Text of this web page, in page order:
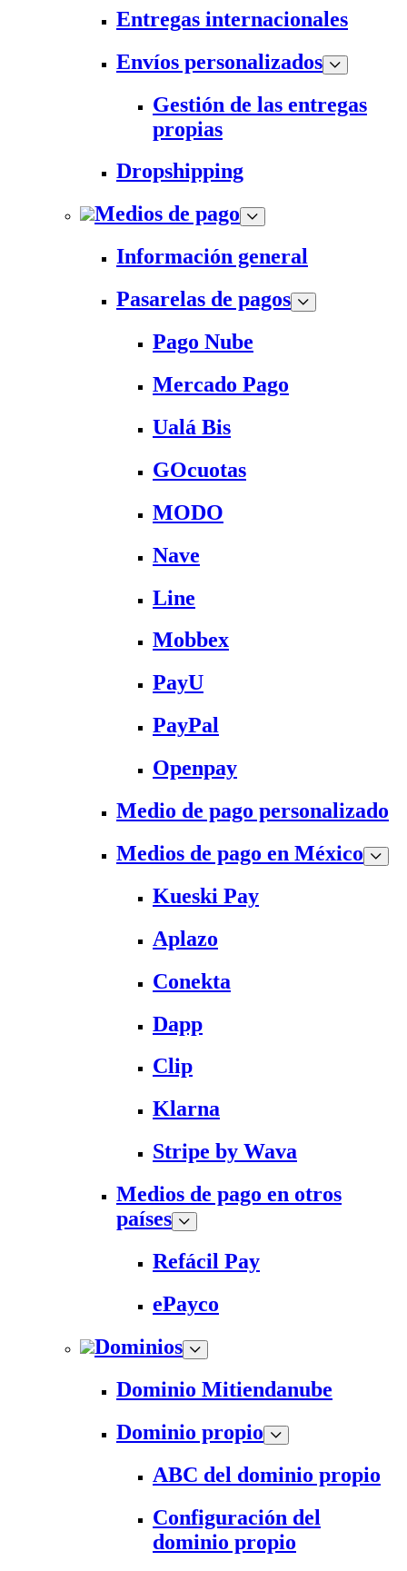
Entregas internacionales
Envíos personalizados
Gestión de las entregas
propias
Dropshipping
Medios de pago
Información general
Pasarelas de pagos
Pago Nube
Mercado Pago
Ualá Bis
GOcuotas
MODO
Nave
Line
Mobbex
PayU
PayPal
Openpay
Medio de pago personalizado
Medios de pago en México
Kueski Pay
Aplazo
Conekta
Dapp
Clip
Klarna
Stripe by Wava
Medios de pago en otros
países
Refácil Pay
ePayco
Dominios
Dominio Mitiendanube
Dominio propio
ABC del dominio propio
Configuración del
dominio propio